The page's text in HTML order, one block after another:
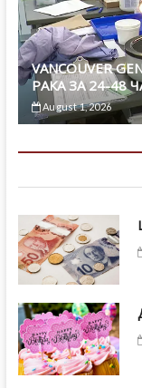
VANCOUVER
РАКА ЗА 24-48
August 1, 2026